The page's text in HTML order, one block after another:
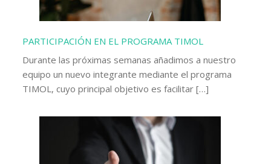
PARTICIPACIÓN EN EL PROGRAMA TIMOL
Durante las próximas semanas añadimos a nuestro
equipo un nuevo integrante mediante el programa
TIMOL, cuyo principal objetivo es facilitar […]